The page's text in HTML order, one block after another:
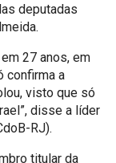
deputadas
27 anos, em
confirma a
visto que só
disse a líder
RJ).
titular da